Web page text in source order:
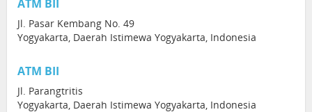
ATM BII
Jl. Pasar Kembang No. 49
Yogyakarta, Daerah Istimewa Yogyakarta, Indonesia
ATM BII
Jl. Parangtritis
Yogyakarta, Daerah Istimewa Yogyakarta, Indonesia